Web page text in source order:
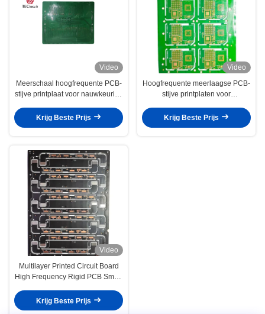
Video
Meerschaal hoogfrequente PCB-
stijve printplaat voor nauwkeurige
Krijg Beste Prijs
Video
Hoogfrequente meerlaagse PCB-
stijve printplaten voor
Krijg Beste Prijs
Video
Multilayer Printed Circuit Board
High Frequency Rigid PCB Smart
Krijg Beste Prijs